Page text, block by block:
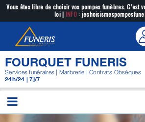
Passer
contenu
Vous êtes libre de choisir vos pompes funèbres. C’est
loi | INFO:
FOURQUET FUNERIS
Services funéraires | Marbrerie | Contrats Obsèques
24h/24 | 7j/7